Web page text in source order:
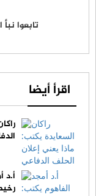
تابعوا
اقرأ أيضا
أ.د